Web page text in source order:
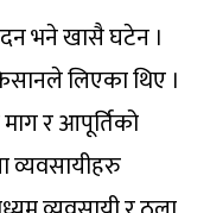
भने खासै घटेन ।
लिएका थिए ।
र आपूर्तिको
व्यवसायीहरु